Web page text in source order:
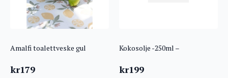
Amalfi toalettveske gul
kr179
Kokosolje -250ml –
kr199